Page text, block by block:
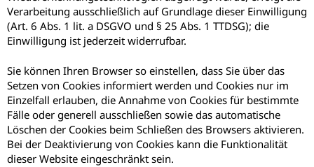
Verarbeitung ausschließlich auf Grundlage dieser Einwilligung
(Art. 6 Abs. 1 lit. a DSGVO und § 25 Abs. 1 TTDSG); die
Einwilligung ist jederzeit widerrufbar.
Sie können Ihren Browser so einstellen, dass Sie über das
Setzen von Cookies informiert werden und Cookies nur im
Einzelfall erlauben, die Annahme von Cookies für bestimmte
Fälle oder generell ausschließen sowie das automatische
Löschen der Cookies beim Schließen des Browsers aktivieren.
Bei der Deaktivierung von Cookies kann die Funktionalität
dieser Website eingeschränkt sein.